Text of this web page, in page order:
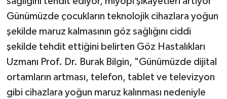
Günümüzde çocukların teknolojik cihazlara yoğun
şekilde maruz kalmasının göz sağlığını ciddi
şekilde tehdit ettiğini belirten Göz Hastalıkları
Uzmanı Prof. Dr. Burak Bilgin, "Günümüzde dijital
ortamların artması, telefon, tablet ve televizyon
gibi cihazlara yoğun maruz kalınması nedeniyle